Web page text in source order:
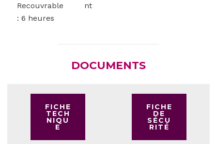
Recouvrable
: 6 heures
nt
DOCUMENTS
FICHE
TECH
NIQU
E
FICHE
DE
SÉCU
RITÉ